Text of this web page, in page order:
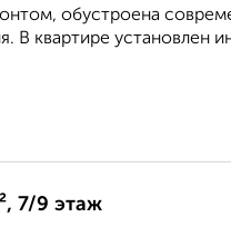
обустроена
квартире установлен
7/9 этаж